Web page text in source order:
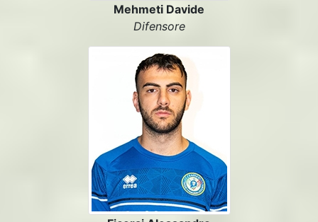
Mehmeti Davide
Difensore